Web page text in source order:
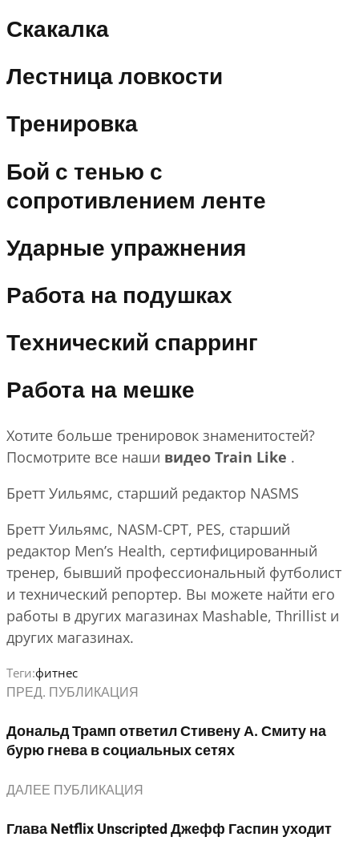
Скакалка
Лестница ловкости
Тренировка
Бой с тенью с
сопротивлением ленте
Ударные упражнения
Работа на подушках
Технический спарринг
Работа на мешке
Хотите больше тренировок знаменитостей?
Посмотрите все наши видео Train Like .
Бретт Уильямс, старший редактор NASMS
Бретт Уильямс, NASM-CPT, PES, старший
редактор Men’s Health, сертифицированный
тренер, бывший профессиональный футболист
и технический репортер. Вы можете найти его
работы в других магазинах Mashable, Thrillist и
других магазинах.
Теги:фитнес
ПРЕД. ПУБЛИКАЦИЯ
Дональд Трамп ответил Стивену А. Смиту на
бурю гнева в социальных сетях
ДАЛЕЕ ПУБЛИКАЦИЯ
Глава Netflix Unscripted Джефф Гаспин уходит